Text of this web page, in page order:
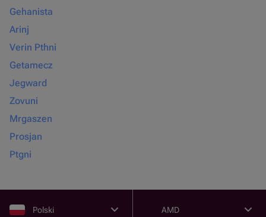
Gehanista
Arinj
Verin Pthni
Getamecz
Jegward
Zovuni
Mrgaszen
Prosjan
Ptgni
Polski AMD